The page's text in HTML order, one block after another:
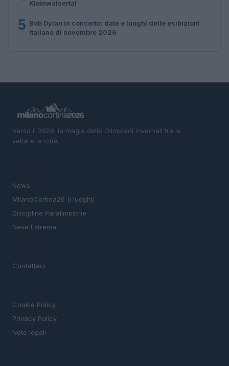
Kleinwalsertal
5 Bob Dylan in concerto: date e luoghi delle esibizioni
italiane di novembre 2026
Verso il 2026: la magia delle Olimpiadi invernali tra le
vette e la città.
News
MIlanoCortina26 (i luoghi)
Discipline Paralimpiche
Neve Estrema
Contattaci
Cookie Policy
Privacy Policy
Note legali